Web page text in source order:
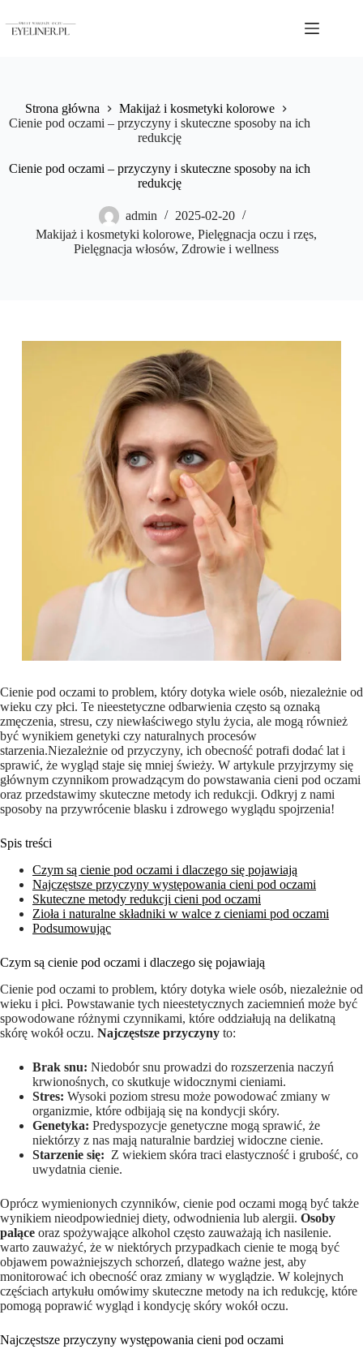
do
treści
Strona główna
Makijaż i kosmetyki kolorowe
Cienie pod oczami – przyczyny i skuteczne sposoby na ich
redukcję
Cienie pod oczami – przyczyny i skuteczne sposoby na ich
redukcję
admin
2025-02-20
Makijaż i kosmetyki kolorowe, Pielęgnacja oczu i rzęs,
Pielęgnacja włosów, Zdrowie i wellness
Cienie pod oczami ‍to problem, który dotyka wiele osób, niezależnie od
wieku⁢ czy płci. Te​ nieestetyczne odbarwienia‍ często są oznaką
zmęczenia, stresu, czy ⁤niewłaściwego stylu życia, ‌ale‌ mogą również
być wynikiem genetyki czy naturalnych procesów
starzenia.Niezależnie od przyczyny, ich ⁣obecność potrafi dodać lat i
sprawić, że wygląd staje się ⁤mniej świeży.‌ W artykule⁣ przyjrzymy się
głównym czynnikom prowadzącym do⁤ powstawania cieni pod‍ oczami
oraz przedstawimy skuteczne‍ metody⁤ ich redukcji. Odkryj z ‌nami
sposoby na przywrócenie blasku i zdrowego wyglądu spojrzenia!
Spis treści
Czym są cienie pod oczami i dlaczego się pojawiają
Najczęstsze przyczyny‍ występowania ⁤cieni pod⁢ oczami
Skuteczne metody redukcji cieni pod oczami
Zioła i naturalne składniki w walce z cieniami pod oczami
Podsumowując
Czym są cienie pod oczami i dlaczego się pojawiają
Cienie pod ⁢oczami ​to problem, który dotyka wiele osób, niezależnie od
wieku i płci. ​Powstawanie tych⁢ nieestetycznych zaciemnień może być
‌spowodowane różnymi‌ czynnikami, które​ oddziałują na delikatną⁢
skórę⁤ wokół oczu. Najczęstsze przyczyny to:
Brak⁣ snu: Niedobór snu ⁣prowadzi do rozszerzenia⁢ naczyń
krwionośnych, co skutkuje⁢ widocznymi cieniami.
Stres: Wysoki poziom stresu może ​powodować⁢ zmiany w
organizmie, które odbijają się na kondycji skóry.
Genetyka: Predyspozycje genetyczne mogą sprawić, że
niektórzy z⁢ nas‍ mają naturalnie bardziej widoczne​ cienie.
Starzenie​ się: ⁣ Z wiekiem skóra traci elastyczność i grubość, ‌co
uwydatnia cienie.
Oprócz ‌wymienionych czynników, cienie pod oczami ‌mogą być także
wynikiem nieodpowiedniej diety, odwodnienia lub alergii. Osoby
palące oraz‌ spożywające ⁢alkohol często zauważają ich nasilenie.
warto zauważyć, że ‌w niektórych przypadkach cienie‍ te ​mogą być
objawem‌ poważniejszych schorzeń, dlatego ważne jest, aby
monitorować ich obecność oraz zmiany w wyglądzie. W⁣ kolejnych
częściach artykułu‍ omówimy skuteczne metody na ich redukcję, które
‍pomogą poprawić wygląd⁤ i kondycję skóry wokół⁤ oczu.
Najczęstsze przyczyny występowania cieni ⁣pod oczami